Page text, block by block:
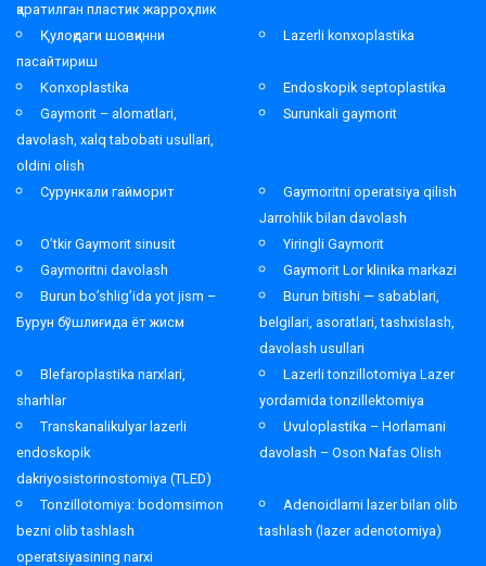
қаратилган пластик жарроҳлик
Қулоқдаги шовқинни
пасайтириш
Lazerli konxoplastika
Konxoplastika
Endoskopik septoplastika
Gaymorit – alomatlari,
davolash, xalq tabobati usullari,
oldini olish
Surunkali gaymorit
Сурункали гайморит
Gaymoritni operatsiya qilish
Jarrohlik bilan davolash
O’tkir Gaymorit sinusit
Yiringli Gaymorit
Gaymoritni davolash
Gaymorit Lor klinika markazi
Burun bo’shlig’ida yot jism –
Бурун бўшлиғида ёт жисм
Burun bitishi — sabablari,
belgilari, asoratlari, tashxislash,
davolash usullari
Blefaroplastika narxlari,
sharhlar
Lazerli tonzillotomiya Lazer
yordamida tonzillektomiya
Transkanalikulyar lazerli
endoskopik
dakriyosistorinostomiya (TLED)
Uvuloplastika – Horlamani
davolash – Oson Nafas Olish
Tonzillotomiya: bodomsimon
bezni olib tashlash
operatsiyasining narxi
Adenoidlarni lazer bilan olib
tashlash (lazer adenotomiya)